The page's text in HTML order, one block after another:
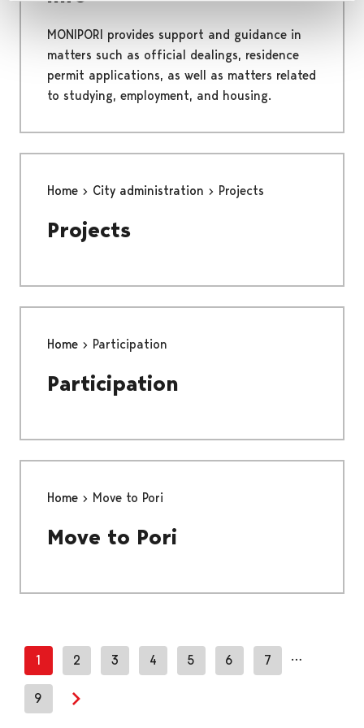
MONIPORI provides support and guidance in
matters such as official dealings, residence
permit applications, as well as matters related
to studying, employment, and housing.
Home City administration Projects
Projects
Home Participation
Participation
Home Move to Pori
Move to Pori
1 2 3 4 5 6 7 …
9